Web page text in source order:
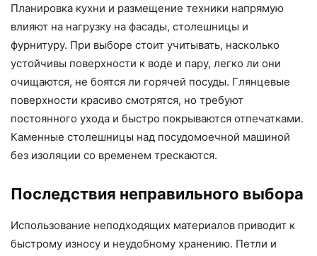
Планировка кухни и размещение техники напрямую
влияют на нагрузку на фасады, столешницы и
фурнитуру. При выборе стоит учитывать, насколько
устойчивы поверхности к воде и пару, легко ли они
очищаются, не боятся ли горячей посуды. Глянцевые
поверхности красиво смотрятся, но требуют
постоянного ухода и быстро покрываются отпечатками.
Каменные столешницы над посудомоечной машиной
без изоляции со временем трескаются.
Последствия неправильного выбора
Использование неподходящих материалов приводит к
быстрому износу и неудобному хранению. Петли и